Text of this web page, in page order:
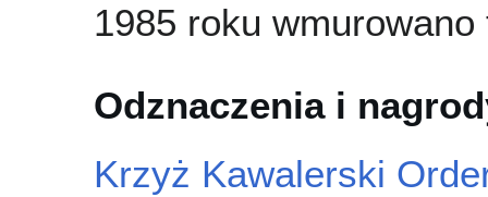
1985 roku
Odznaczenia i
Krzyż Kawalerski